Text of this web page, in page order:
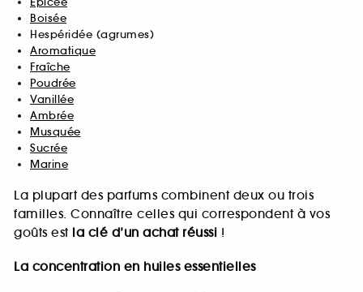
Boisée
Hespéridée (agrumes)
Aromatique
Fraîche
Poudrée
Vanillée
Ambrée
Musquée
Sucrée
Marine
La plupart des parfums combinent deux ou trois
familles. Connaître celles qui correspondent à vos
goûts est la clé d’un achat réussi !
La concentration en huiles essentielles